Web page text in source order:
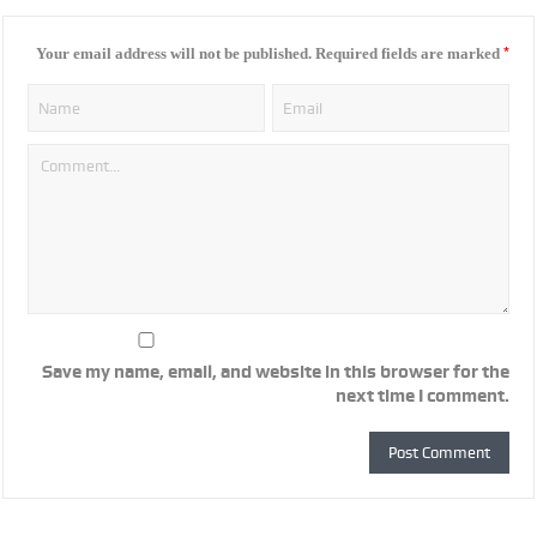
Your email address will not be published. Required fields are marked *
Save my name, email, and website in this browser for the
next time I comment.